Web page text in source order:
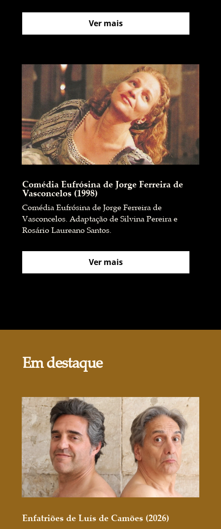
Ver mais
Comédia Eufrósina de Jorge Ferreira de
Vasconcelos (1998)
Comédia Eufrósina de Jorge Ferreira de
Vasconcelos. Adaptação de Silvina Pereira e
Rosário Laureano Santos.
Ver mais
Em destaque
Enfatriões de Luís de Camões (2026)